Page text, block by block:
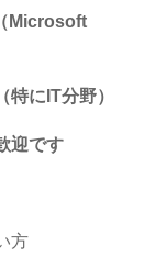
Microsoft
特に IT分野）
迎です
方